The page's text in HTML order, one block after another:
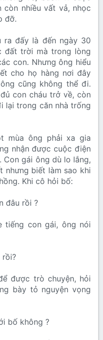
còn nhiều vất vả, nhọc
đỡ.
ra đấy là đến ngày 30
đất trời mà trong lòng
con. Nhưng ông hiểu
cho họ hàng nơi đây
cũng không thể đi.
con cháu trở về, còn
lại trong căn nhà trống
mùa ông phải xa gia
nhận được cuộc điện
gái ông dù lo lắng,
nhưng biết làm sao khi
Khi cô hỏi bố:
đâu rồi ?
tiếng con gái, ông nói
rồi?
được trò chuyện, hỏi
bày tỏ nguyện vọng
bố không ?